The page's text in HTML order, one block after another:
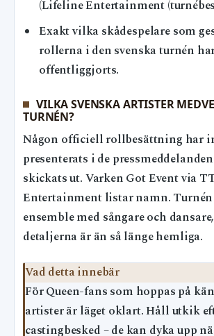
(Lifeline Entertainment
Exakt vilka skådespelare som
rollerna i den svenska turnén
offentliggjorts.
VILKA SVENSKA ARTISTER
TURNÉN?
Någon officiell rollbesättning har
presenterats i de
skickats ut. Varken Got Event via
Entertainment listar namn. Turnén
ensemble med sångare och
detaljerna är än så länge hemliga.
Vad detta innebär
För Queen-fans som hoppas på
artister är läget oklart. Håll utkik
castingbesked – de kan dyka upp